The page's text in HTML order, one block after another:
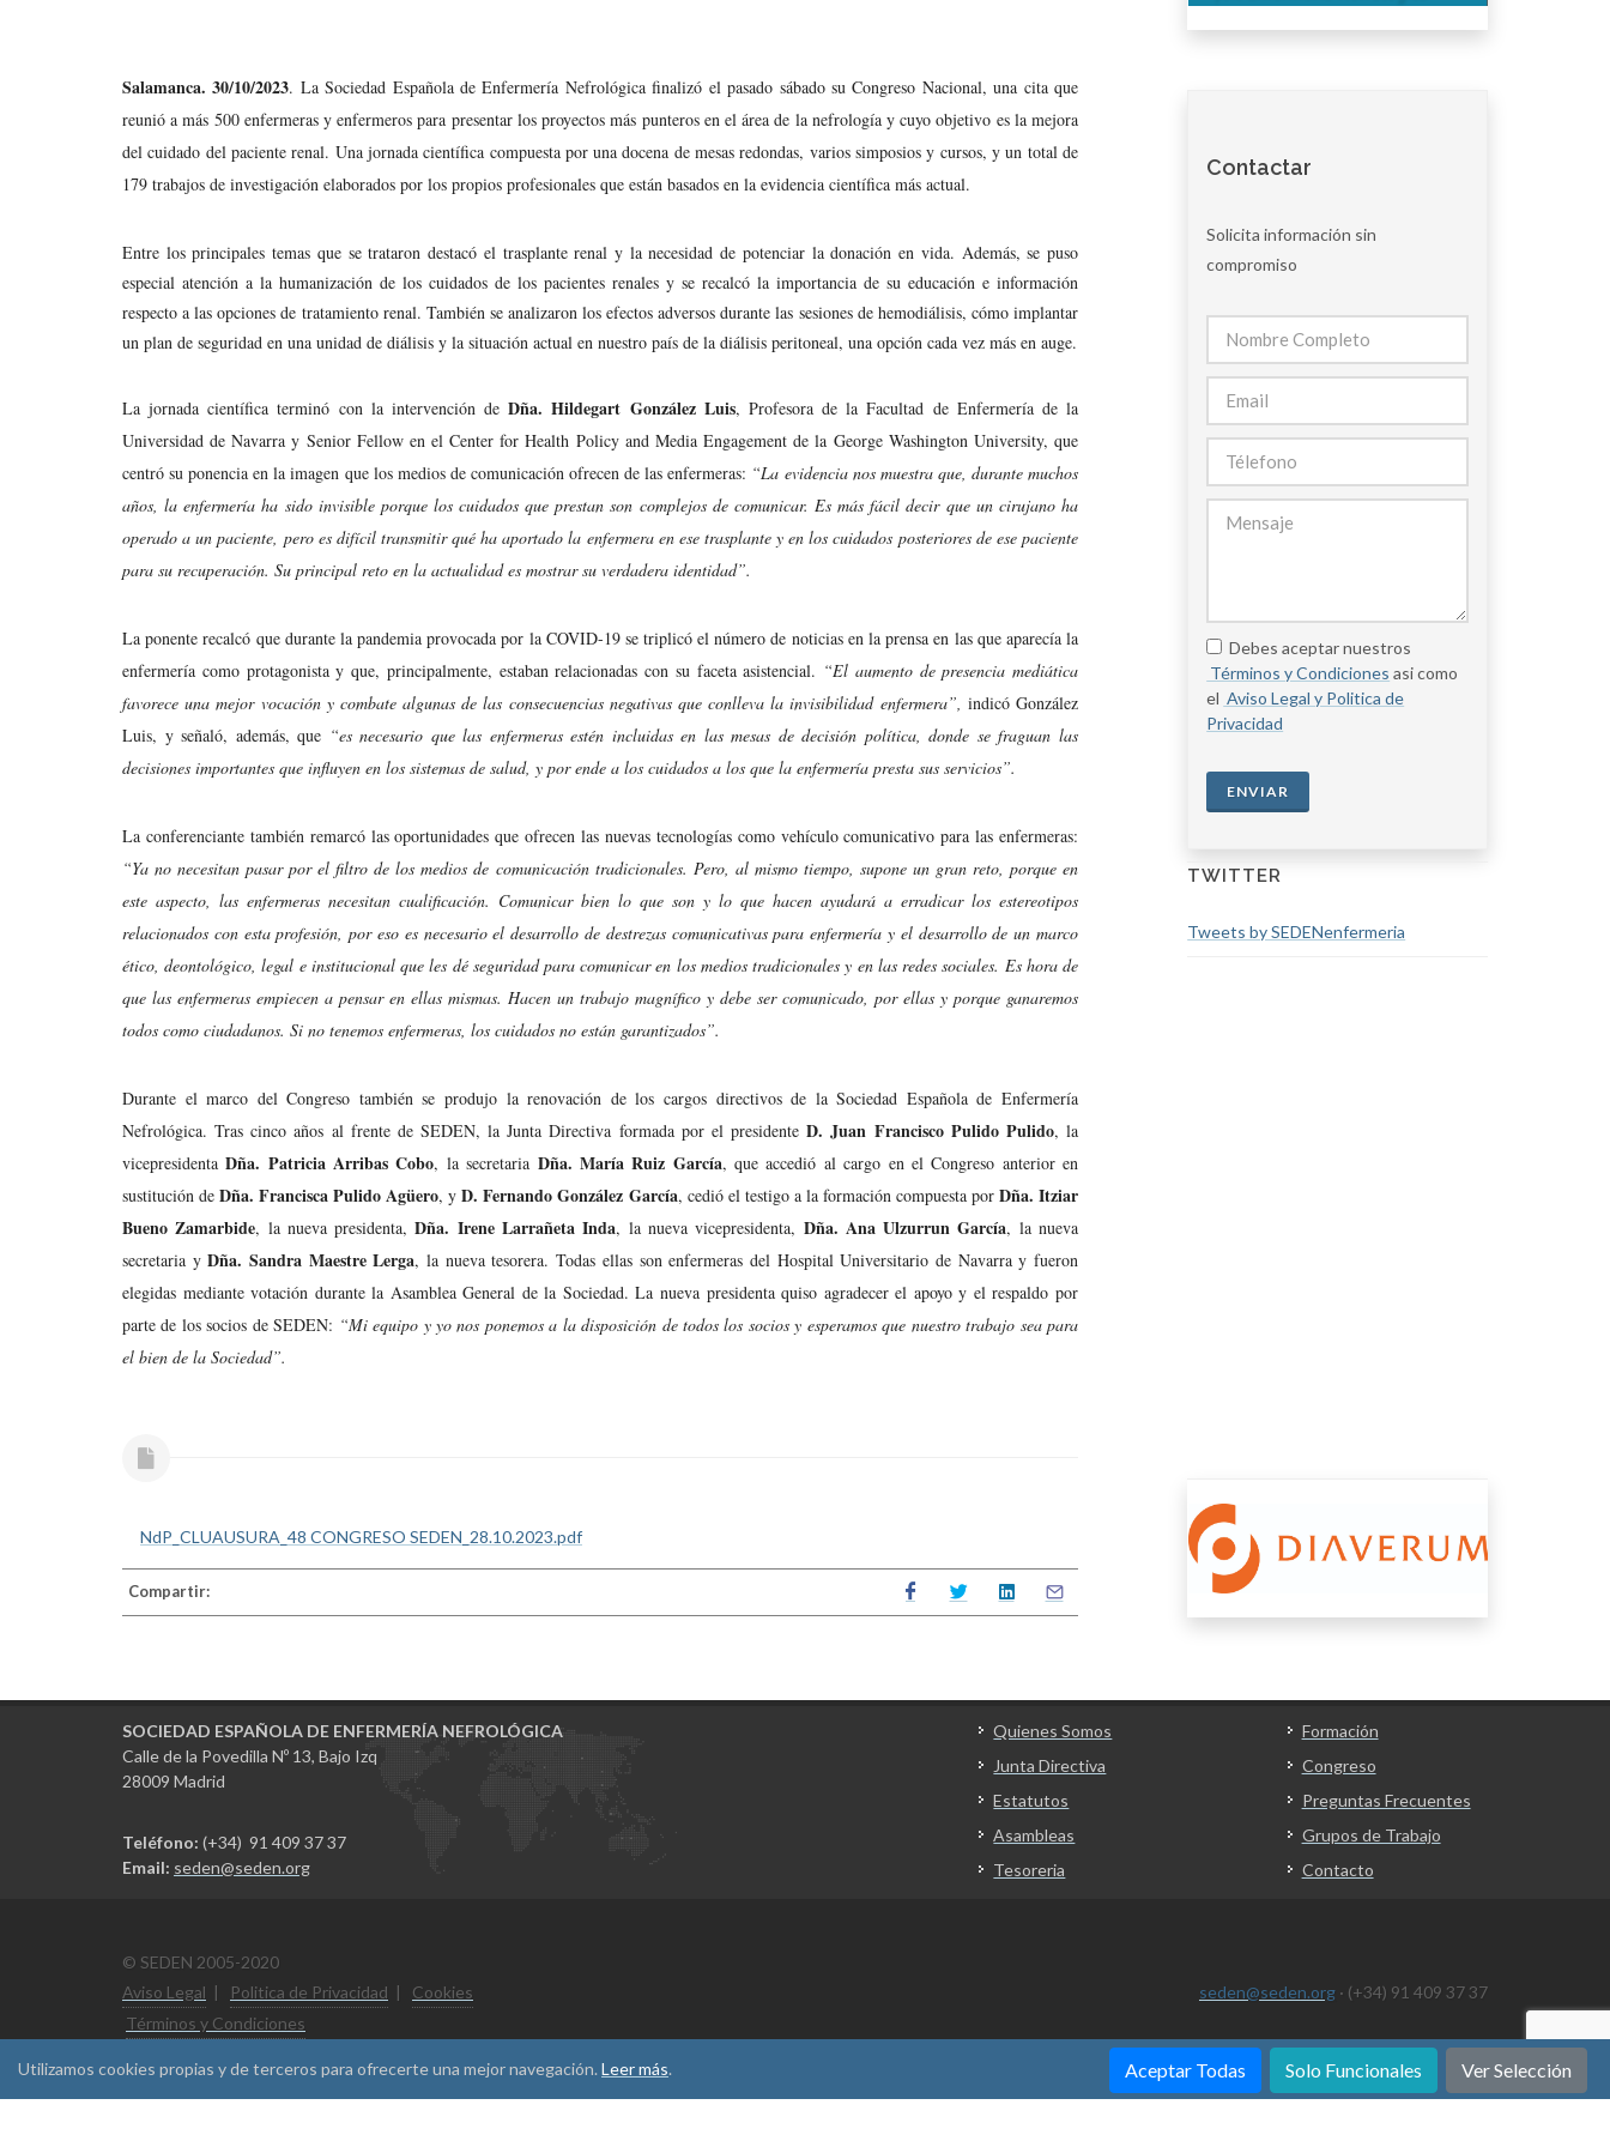
Salamanca. 30/10/2023. La Sociedad Española de Enfermería Nefrológica finalizó el pasado sábado su Congreso Nacional, una cita que
reunió a más 500 enfermeras y enfermeros para presentar los proyectos más punteros en el área de la nefrología y cuyo objetivo es la mejora
del cuidado del paciente renal. Una jornada científica compuesta por una docena de mesas redondas, varios simposios y cursos, y un total de
179 trabajos de investigación elaborados por los propios profesionales que están basados en la evidencia científica más actual.
Entre los principales temas que se trataron destacó el trasplante renal y la necesidad de potenciar la donación en vida. Además, se puso
especial atención a la humanización de los cuidados de los pacientes renales y se recalcó la importancia de su educación e información
respecto a las opciones de tratamiento renal. También se analizaron los efectos adversos durante las sesiones de hemodiálisis, cómo implantar
un plan de seguridad en una unidad de diálisis y la situación actual en nuestro país de la diálisis peritoneal, una opción cada vez más en auge.
La jornada científica terminó con la intervención deDña. Hildegart González Luis, Profesora de la Facultad de Enfermería de la
Universidad de Navarra y Senior Fellow en el Center for Health Policy and Media Engagement de la George Washington University, que
centró su ponencia en la imagen que los medios de comunicación ofrecen de las enfermeras: “La evidencia nos muestra que, durante muchos
años, la enfermería ha sido invisible porque los cuidados que prestan son complejos de comunicar. Es más fácil decir que un cirujano ha
operado a un paciente, pero es difícil transmitir qué ha aportado la enfermera en ese trasplante y en los cuidados posteriores de ese paciente
para su recuperación. Su principal reto en la actualidad es mostrar su verdadera identidad”.
La ponente recalcó que durante la pandemia provocada por la COVID-19 se triplicó el número de noticias en la prensa en las que aparecía la
enfermería como protagonista y que, principalmente, estaban relacionadas con su faceta asistencial. “El aumento de presencia mediática
favorece una mejor vocación y combate algunas de las consecuencias negativas que conlleva la invisibilidad enfermera”, indicó González
Luis, y señaló, además, que “es necesario que las enfermeras estén incluidas en las mesas de decisión política, donde se fraguan las
decisiones importantes que influyen en los sistemas de salud, y por ende a los cuidados a los que la enfermería presta sus servicios”.
La conferenciante también remarcó las oportunidades que ofrecen las nuevas tecnologías como vehículo comunicativo para las enfermeras:
“Ya no necesitan pasar por el filtro de los medios de comunicación tradicionales. Pero, al mismo tiempo, supone un gran reto, porque en
este aspecto, las enfermeras necesitan cualificación. Comunicar bien lo que son y lo que hacen ayudará a erradicar los estereotipos
relacionados con esta profesión, por eso es necesario el desarrollo de destrezas comunicativas para enfermería y el desarrollo de un marco
ético, deontológico, legal e institucional que les dé seguridad para comunicar en los medios tradicionales y en las redes sociales. Es hora de
que las enfermeras empiecen a pensar en ellas mismas. Hacen un trabajo magnífico y debe ser comunicado, por ellas y porque ganaremos
todos como ciudadanos. Si no tenemos enfermeras, los cuidados no están garantizados”.
Durante el marco del Congreso también se produjo la renovación de los cargos directivos de la Sociedad Española de Enfermería
Nefrológica. Tras cinco años al frente de SEDEN, la Junta Directiva formada por el presidenteD. Juan Francisco Pulido Pulido, la
vicepresidentaDña. Patricia Arribas Cobo, la secretaria Dña. María Ruiz García, que accedió al cargo en el Congreso anterior en
sustitución deDña. Francisca Pulido Agüero, yD. Fernando González García, cedió el testigo a la formación compuesta por Dña. Itziar
Bueno Zamarbide, la nueva presidenta,Dña. Irene Larrañeta Inda, la nueva vicepresidenta, Dña. Ana Ulzurrun García, la nueva
secretaria yDña. Sandra Maestre Lerga, la nueva tesorera. Todas ellas son enfermeras del Hospital Universitario de Navarra y fueron
elegidas mediante votación durante la Asamblea General de la Sociedad. La nueva presidenta quiso agradecer el apoyo y el respaldo por
parte de los socios de SEDEN: “Mi equipo y yo nos ponemos a la disposición de todos los socios y esperamos que nuestro trabajo sea para
el bien de la Sociedad”.
NdP_CLUAUSURA_48 CONGRESO SEDEN_28.10.2023.pdf
Compartir:
Contactar
Solicita información sin
compromiso
Debes aceptar nuestros
Términos y Condiciones asi como
el Aviso Legal y Politica de
Privacidad
ENVIAR
TWITTER
Tweets by SEDENenfermeria
SOCIEDAD ESPAÑOLA DE ENFERMERÍA NEFROLÓGICA
Calle de la Povedilla Nº 13, Bajo Izq
28009 Madrid
Teléfono: (+34) 91 409 37 37
Email: seden@seden.org
Quienes Somos
Junta Directiva
Estatutos
Asambleas
Tesoreria
Formación
Congreso
Preguntas Frecuentes
Grupos de Trabajo
Contacto
© SEDEN 2005-2020
Aviso Legal | Politica de Privacidad |
Cookies
Términos y Condiciones
seden@seden.org · (+34) 91 409 37 37
Utilizamos cookies propias y de terceros para ofrecerte una mejor navegación. Leer más. Aceptar Todas Solo Funcionales Ver Selección